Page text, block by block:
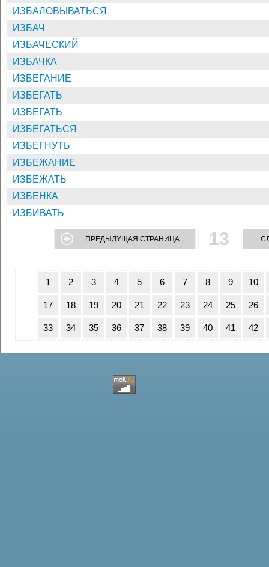
ИЗБАЛОВЫВАТЬСЯ
ИЗБАЧ
ИЗБАЧЕСКИЙ
ИЗБАЧКА
ИЗБЕГАНИЕ
ИЗБЕГАТЬ
ИЗБЕГАТЬ
ИЗБЕГАТЬСЯ
ИЗБЕГНУТЬ
ИЗБЕЖАНИЕ
ИЗБЕЖАТЬ
ИЗБЕНКА
ИЗБИВАТЬ
ПРЕДЫДУЩАЯ СТРАНИЦА 13
1 2 3 4 5 6 7 8 9 10
17 18 19 20 21 22 23 24 25 26
33 34 35 36 37 38 39 40 41 42